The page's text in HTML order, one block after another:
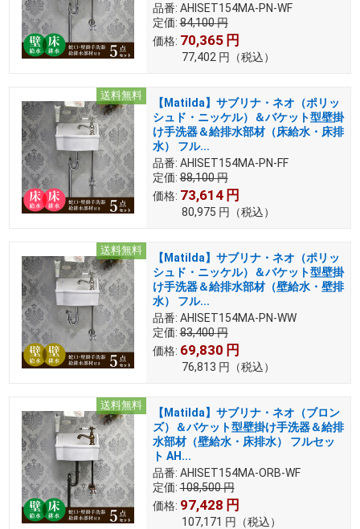
品番: AHISET154MA-PN-WF
定価: 84,100円
価格: 70,365 円
77,402 円 （税込）
送料無料
【Matilda】サブリナ・ネオ（ポリッ
シュド・ニッケル）＆バケット型壁掛
け手洗器＆給排水部材（床給水・床排
水） フル...
品番: AHISET154MA-PN-FF
定価: 88,100円
価格: 73,614 円
80,975 円 （税込）
送料無料
【Matilda】サブリナ・ネオ（ポリッ
シュド・ニッケル）＆バケット型壁掛
け手洗器＆給排水部材（壁給水・壁排
水） フル...
品番: AHISET154MA-PN-WW
定価: 83,400円
価格: 69,830 円
76,813 円 （税込）
送料無料
【Matilda】サブリナ・ネオ（ブロン
ズ）＆バケット型壁掛け手洗器＆給排
水部材（壁給水・床排水） フルセッ
ト AH...
品番: AHISET154MA-ORB-WF
定価: 108,500円
価格: 97,428 円
107,171 円 （税込）